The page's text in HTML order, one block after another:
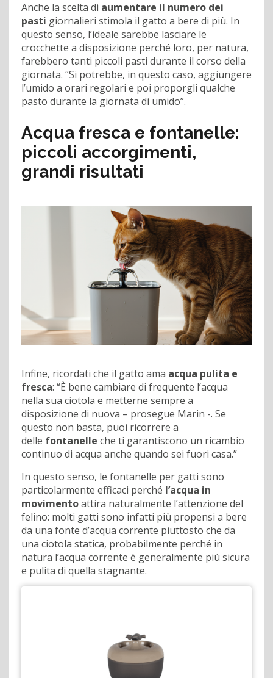
Anche la scelta di aumentare il numero dei
pasti giornalieri stimola il gatto a bere di più. In
questo senso, l’ideale sarebbe lasciare le
crocchette a disposizione perché loro, per natura,
farebbero tanti piccoli pasti durante il corso della
giornata. “Si potrebbe, in questo caso, aggiungere
l’umido a orari regolari e poi proporgli qualche
pasto durante la giornata di umido”.
Acqua fresca e fontanelle:
piccoli accorgimenti,
grandi risultati
Infine, ricordati che il gatto ama acqua pulita e
fresca: “È bene cambiare di frequente l’acqua
nella sua ciotola e metterne sempre a
disposizione di nuova – prosegue Marin -. Se
questo non basta, puoi ricorrere a
delle fontanelle che ti garantiscono un ricambio
continuo di acqua anche quando sei fuori casa.”
In questo senso, le fontanelle per gatti sono
particolarmente efficaci perché l’acqua in
movimentoattira naturalmente l’attenzione del
felino: molti gatti sono infatti più propensi a bere
da una fonte d’acqua corrente piuttosto che da
una ciotola statica, probabilmente perché in
natura l’acqua corrente è generalmente più sicura
e pulita di quella stagnante.